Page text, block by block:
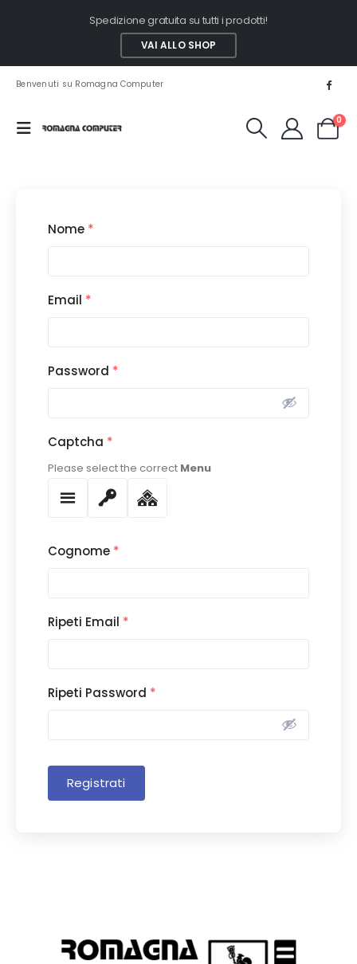
Spedizione gratuita su tutti i prodotti!
VAI ALLO SHOP
Benvenuti su Romagna Computer
0
Nome *
Email *
Password *
Captcha *
Please select the correct Menu
Cognome *
Ripeti Email *
Ripeti Password *
Registrati